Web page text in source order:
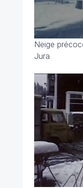
Neige
Jura